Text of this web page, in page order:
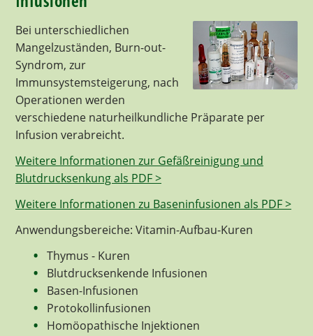
Bei unterschiedlichen
Mangelzuständen, Burn-out-
Syndrom, zur
Immunsystemsteigerung, nach
Operationen werden
verschiedene naturheilkundliche Präparate per
Infusion verabreicht.
Weitere Informationen zur Gefäßreinigung und
Blutdrucksenkung als PDF >
Weitere Informationen zu Baseninfusionen als PDF >
Anwendungsbereiche: Vitamin-Aufbau-Kuren
Thymus - Kuren
Blutdrucksenkende Infusionen
Basen-Infusionen
Protokollinfusionen
Homöopathische Injektionen